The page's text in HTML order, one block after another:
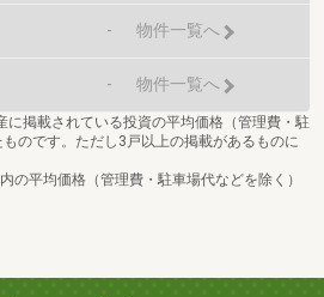
- 物件一覧へ
- 物件一覧へ
掲載されている投資の平均価格（管理費・駐
のです。ただし3戸以上の掲載があるものに
の平均価格（管理費・駐車場代などを除く）